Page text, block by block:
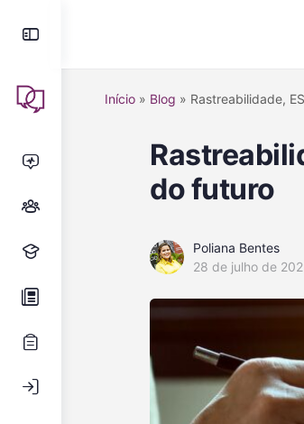
Início » Blog » Rastreabilidade,
do futuro
Poliana Bentes
28 de julho de